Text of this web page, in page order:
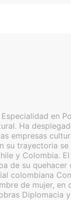
en
Ha
empresas
trayectoria
y
de su
colombiana
de mujer,
Diplomacia